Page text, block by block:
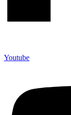
Youtube